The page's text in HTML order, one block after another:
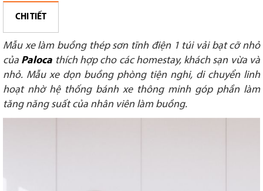
CHI TIẾT
Mẫu xe làm buồng thép sơn tĩnh điện 1 túi vải bạt cỡ nhỏ
của Paloca thích hợp cho các homestay, khách sạn vừa và
nhỏ. Mẫu xe dọn buồng phòng tiện nghi, di chuyển linh
hoạt nhờ hệ thống bánh xe thông minh góp phần làm
tăng năng suất của nhân viên làm buồng.